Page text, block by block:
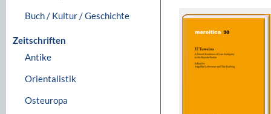
Buch / Kultur / Geschichte
Zeitschriften
Antike
Orientalistik
Osteuropa